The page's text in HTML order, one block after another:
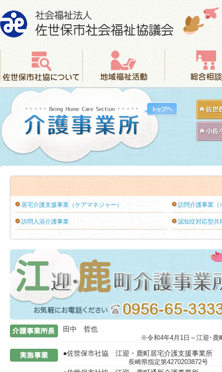
社会福祉法人 佐世保市社会福祉協議会
佐世保市社協について
地域福祉活動 総合相談
居宅介護支援事業（ケアマネジャー） 訪問介護事業（
訪問入浴介護事業 認知症対応型共
田中 哲也
※令和4年4月1日～江迎･鹿
●佐世保市社協 江迎・鹿町居宅介護支援事業所
長崎県指定第